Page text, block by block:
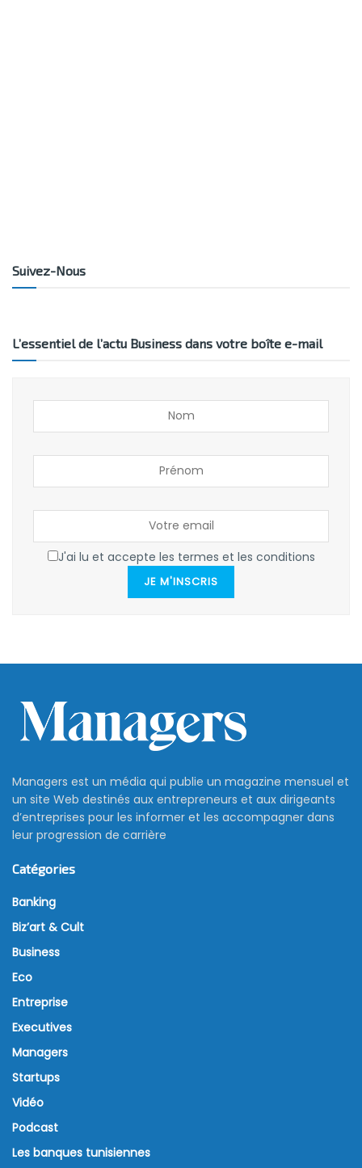
Suivez-Nous
L’essentiel de l’actu Business dans votre boîte e-mail
J'ai lu et accepte les termes et les conditions
JE M'INSCRIS
Managers est un média qui publie un magazine mensuel et
un site Web destinés aux entrepreneurs et aux dirigeants
d’entreprises pour les informer et les accompagner dans
leur progression de carrière
Catégories
Banking
Biz’art & Cult
Business
Eco
Entreprise
Executives
Managers
Startups
Vidéo
Podcast
Les banques tunisiennes